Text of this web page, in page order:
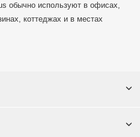
обычно используют в офисах,
коттеджах и в местах